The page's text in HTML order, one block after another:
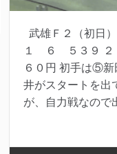
武雄Ｆ２（初日
１ ６ ５３９ ２
６０円 初手は⑤
井がスタートを出
が、自力戦なので